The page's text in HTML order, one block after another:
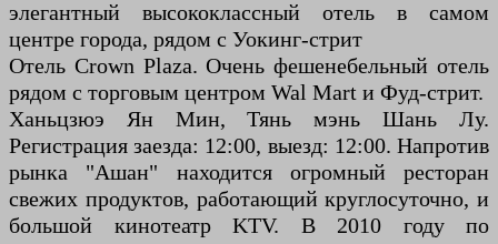
элегантный высококлассный отель в самом
центре города, рядом с Уокинг-стрит
Отель Crown Plaza. Очень фешенебельный отель
рядом с торговым центром Wal Mart и Фуд-стрит.
Ханьцзюэ Ян Мин, Тянь мэнь Шань Лу.
Регистрация заезда: 12:00, выезд: 12:00. Напротив
рынка "Ашан" находится огромный ресторан
свежих продуктов, работающий круглосуточно, и
большой кинотеатр KTV. В 2010 году по